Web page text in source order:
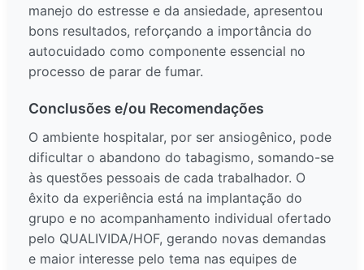
manejo do estresse e da ansiedade, apresentou
bons resultados, reforçando a importância do
autocuidado como componente essencial no
processo de parar de fumar.
Conclusões e/ou Recomendações
O ambiente hospitalar, por ser ansiogênico, pode
dificultar o abandono do tabagismo, somando-se
às questões pessoais de cada trabalhador. O
êxito da experiência está na implantação do
grupo e no acompanhamento individual ofertado
pelo QUALIVIDA/HOF, gerando novas demandas
e maior interesse pelo tema nas equipes de